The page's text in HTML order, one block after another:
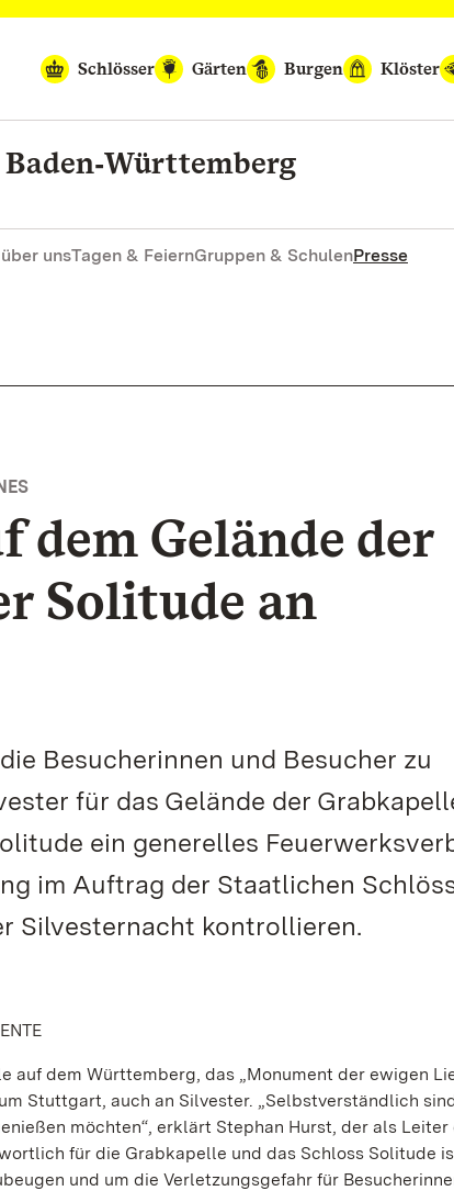
Schlösser
Gärten Burgen Klöster
unsTagen & FeiernGruppen & SchulenPresse
dem Gelände der
Solitude an
Besucherinnen und Besucher zu
für das Gelände der
ein generelles
im Auftrag der Staatlichen
Silvesternacht kontrollieren.
dem Württemberg, das „Monument der ewigen
Stuttgart, auch an Silvester. „Selbstverständlich
möchten“, erklärt Stephan Hurst, der als Leiter
für die Grabkapelle und das Schloss Solitude
und um die Verletzungsgefahr für